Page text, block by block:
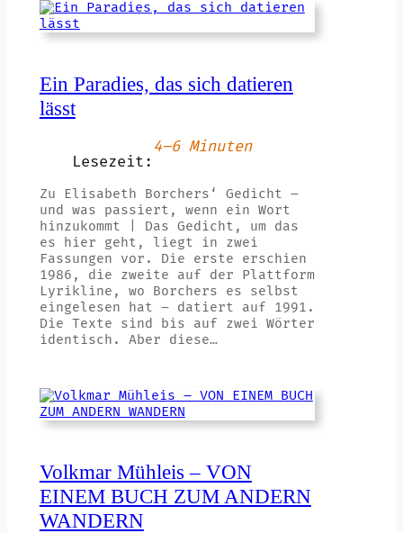
Ein Paradies, das sich datieren
lässt
Lesezeit:
4–6 Minuten
Zu Elisabeth Borchers‘ Gedicht –
und was passiert, wenn ein Wort
hinzukommt | Das Gedicht, um das
es hier geht, liegt in zwei
Fassungen vor. Die erste erschien
1986, die zweite auf der Plattform
Lyrikline, wo Borchers es selbst
eingelesen hat – datiert auf 1991.
Die Texte sind bis auf zwei Wörter
identisch. Aber diese…
Volkmar Mühleis – VON
EINEM BUCH ZUM ANDERN
WANDERN